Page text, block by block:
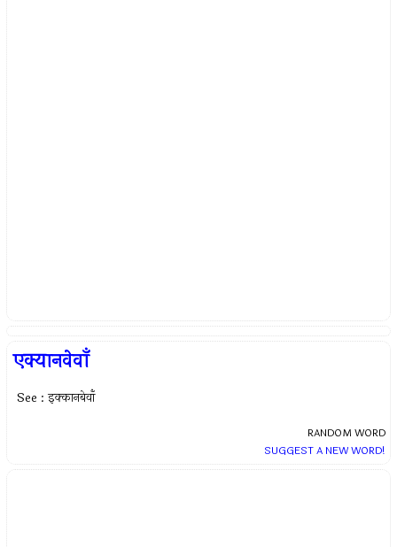
एक्यानवेवाँ
See : इक्कानबेवाँ
RANDOM WORD
SUGGEST A NEW WORD!